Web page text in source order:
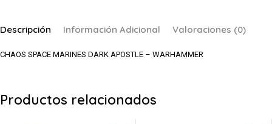
Descripción Información Adicional Valoraciones (0)
CHAOS SPACE MARINES DARK APOSTLE – WARHAMMER
Productos relacionados